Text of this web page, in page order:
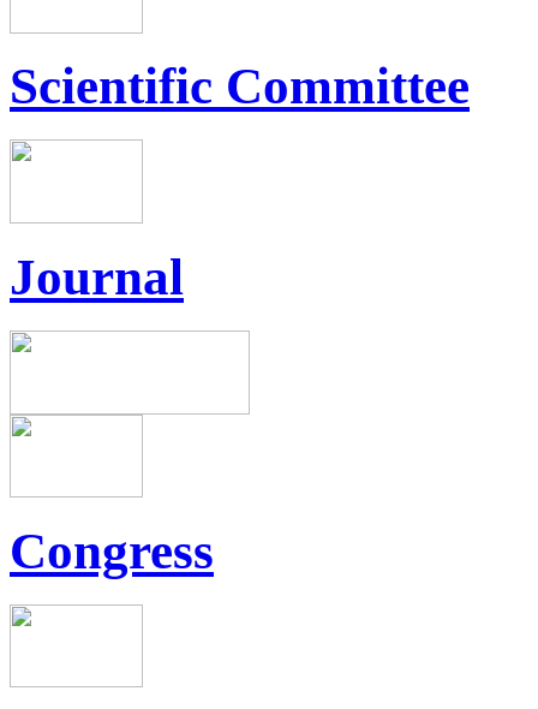
Scientific Committee
Journal
Congress